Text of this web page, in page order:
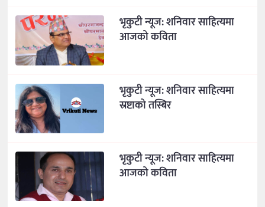
भृकुटी न्यूज: शनिवार साहित्यमा
आजको कविता
भृकुटी न्यूज: शनिवार साहित्यमा
स्रष्टाको तस्बिर
भृकुटी न्यूज: शनिवार साहित्यमा
आजको कविता